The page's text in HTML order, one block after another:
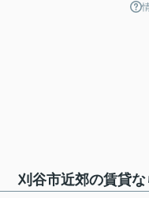
谷市近郊の賃貸な